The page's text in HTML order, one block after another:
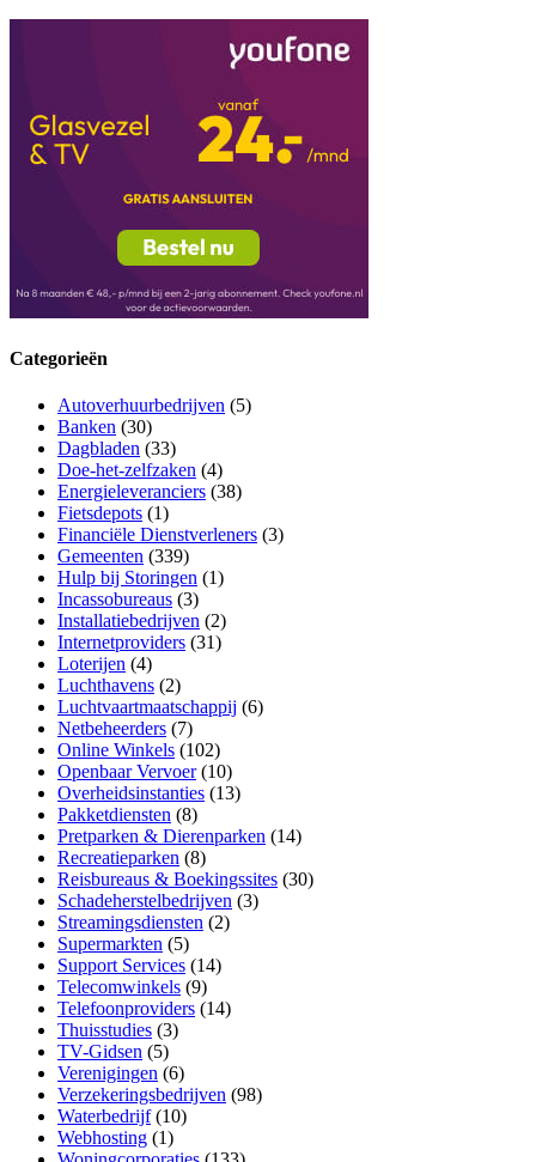
Categorieën
Autoverhuurbedrijven (5)
Banken (30)
Dagbladen (33)
Doe-het-zelfzaken (4)
Energieleveranciers (38)
Fietsdepots (1)
Financiële Dienstverleners (3)
Gemeenten (339)
Hulp bij Storingen (1)
Incassobureaus (3)
Installatiebedrijven (2)
Internetproviders (31)
Loterijen (4)
Luchthavens (2)
Luchtvaartmaatschappij (6)
Netbeheerders (7)
Online Winkels (102)
Openbaar Vervoer(10)
Overheidsinstanties (13)
Pakketdiensten (8)
Pretparken & Dierenparken (14)
Recreatieparken (8)
Reisbureaus & Boekingssites (30)
Schadeherstelbedrijven (3)
Streamingsdiensten (2)
Supermarkten (5)
Support Services (14)
Telecomwinkels (9)
Telefoonproviders (14)
Thuisstudies (3)
TV-Gidsen (5)
Verenigingen (6)
Verzekeringsbedrijven (98)
Waterbedrijf(10)
Webhosting (1)